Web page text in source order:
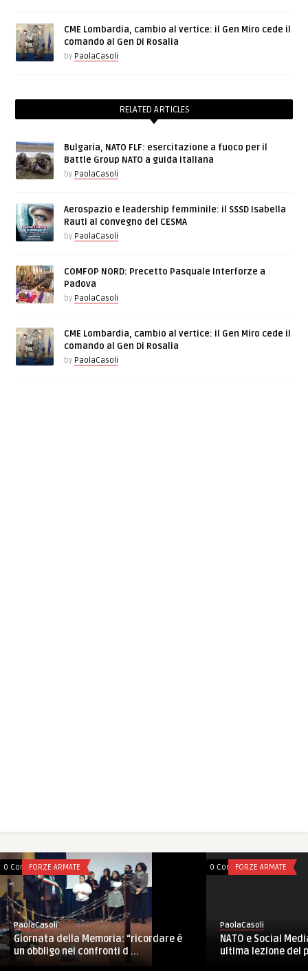
CME Lombardia, cambio al vertice: il Gen Miro cede il
comando al Gen Di Rosalia
by PaolaCasoli
RELATED ARTICLES
Bulgaria, NATO FLF: esercitazione a fuoco per il
Battle Group NATO a guida italiana
by PaolaCasoli
Aerospazio e leadership femminile: il SSSD Isabella
Rauti al convegno del CESMA
by PaolaCasoli
COMFOP NORD: Precetto Pasquale Interforze a
Padova
by PaolaCasoli
CME Lombardia, cambio al vertice: il Gen Miro cede il
comando al Gen Di Rosalia
by PaolaCasoli
0 CommentsFORZE ARMATE
PaolaCasoli
Giornata della Memoria: “ricordare è
un obbligo nei confronti d ...
0 CommentsFORZE ARMATE
PaolaCasoli
NATO e Social
ultima lezione del